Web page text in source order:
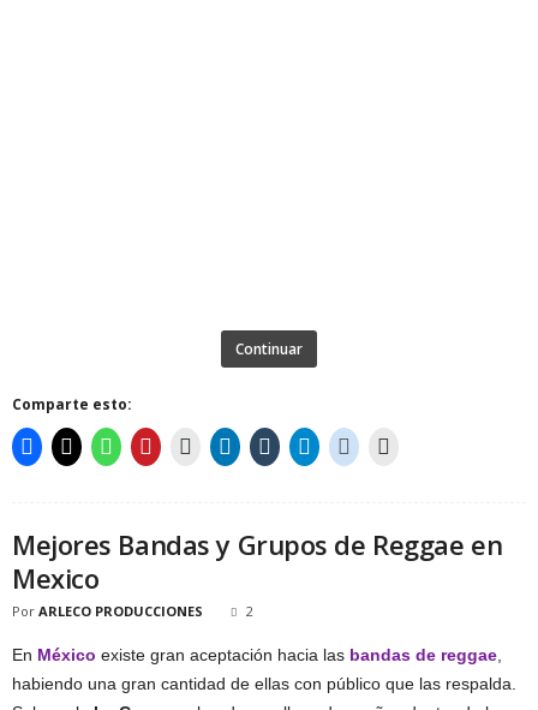
Continuar
Comparte esto:
Mejores Bandas y Grupos de Reggae en
Mexico
Por ARLECO PRODUCCIONES 2
En México existe gran aceptación hacia las bandas de reggae
habiendo una gran cantidad de ellas con público que las respalda.